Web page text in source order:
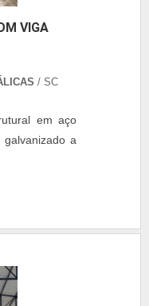
VIGA
/ SC
em aço
a